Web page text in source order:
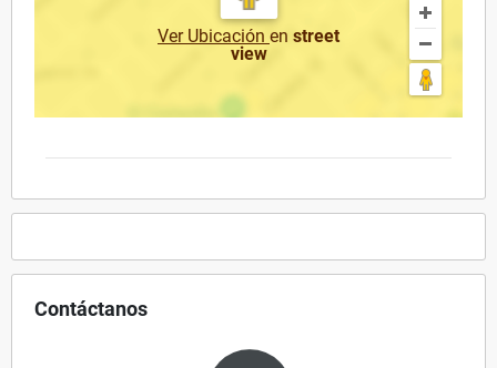
Ver Ubicación en street
view
Contáctanos